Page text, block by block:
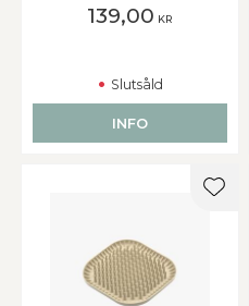
139,00 KR
Slutsåld
INFO